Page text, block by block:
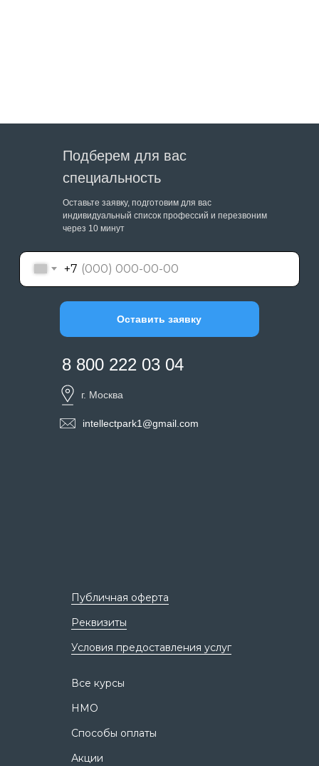
Оставьте заявку, подготовим для вас
индивидуальный список профессий и перезвоним
через 10 минут
Подберем для вас
специальность
intellectpark1@gmail.com
г. Москва
8 800 222 03 04
+7
Оставить заявку
Публичная оферта
Реквизиты
Условия предоставления услуг
Все курсы
НМО
Способы оплаты
Акции